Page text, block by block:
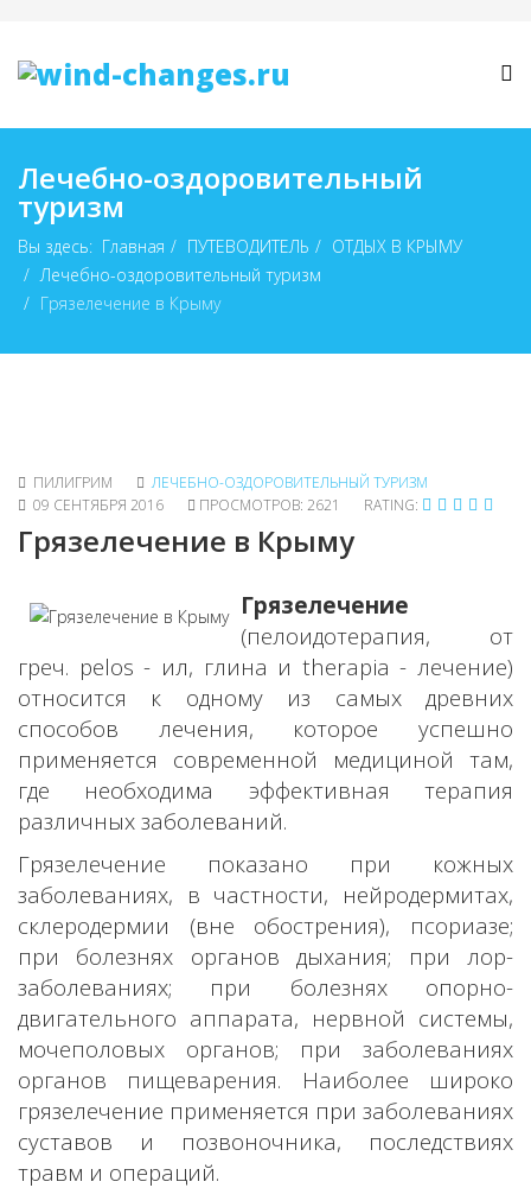
Лечебно-оздоровительный
туризм
Вы здесь: Главная ПУТЕВОДИТЕЛЬ
ОТДЫХ В КРЫМУ
Лечебно-оздоровительный туризм
Грязелечение в Крыму
ПИЛИГРИМ
ЛЕЧЕБНО-ОЗДОРОВИТЕЛЬНЫЙ ТУРИЗМ
09 СЕНТЯБРЯ 2016
ПРОСМОТРОВ: 2621 RATING:
Грязелечение в Крыму
Грязелечение
(пелоидотерапия, от
греч. pelos - ил, глина и therapia - лечение)
относится к одному из самых древних
способов лечения, которое успешно
применяется современной медициной там,
где необходима эффективная терапия
различных заболеваний.
Грязелечение показано при кожных
заболеваниях, в частности, нейродермитах,
склеродермии (вне обострения), псориазе;
при болезнях органов дыхания; при лор-
заболеваниях; при болезнях опорно-
двигательного аппарата, нервной системы,
мочеполовых органов; при заболеваниях
органов пищеварения. Наиболее широко
грязелечение применяется при заболеваниях
суставов и позвоночника, последствиях
травм и операций.